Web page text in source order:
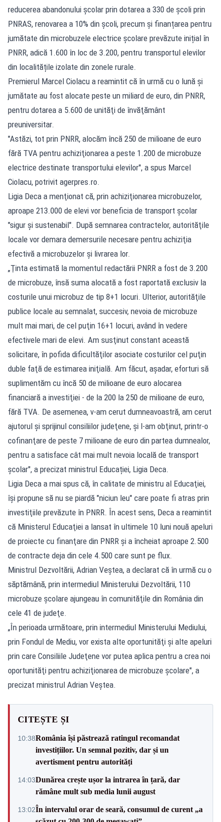
reducerea abandonului școlar prin dotarea a 330 de școli prin
PNRAS, renovarea a 10% din școli, precum și finanțarea pentru
jumătate din microbuzele electrice școlare prevăzute inițial în
PNRR, adică 1.600 în loc de 3.200, pentru transportul elevilor
din localitățile izolate din zonele rurale.
Premierul Marcel Ciolacu a reamintit că în urmă cu o lună şi
jumătate au fost alocate peste un miliard de euro, din PNRR,
pentru dotarea a 5.600 de unităţi de învăţământ
preuniversitar.
"Astăzi, tot prin PNRR, alocăm încă 250 de milioane de euro
fără TVA pentru achiziţionarea a peste 1.200 de microbuze
electrice destinate transportului elevilor", a spus Marcel
Ciolacu, potrivit agerpres.ro.
Ligia Deca a menţionat că, prin achiziţionarea microbuzelor,
aproape 213.000 de elevi vor beneficia de transport şcolar
"sigur şi sustenabil". După semnarea contractelor, autorităţile
locale vor demara demersurile necesare pentru achiziţia
efectivă a microbuzelor şi livrarea lor.
„Ţinta estimată la momentul redactării PNRR a fost de 3.200
de microbuze, însă suma alocată a fost raportată exclusiv la
costurile unui microbuz de tip 8+1 locuri. Ulterior, autorităţile
publice locale au semnalat, succesiv, nevoia de microbuze
mult mai mari, de cel puţin 16+1 locuri, având în vedere
efectivele mari de elevi. Am susţinut constant această
solicitare, în pofida dificultăţilor asociate costurilor cel puţin
duble faţă de estimarea iniţială. Am făcut, aşadar, eforturi să
suplimentăm cu încă 50 de milioane de euro alocarea
financiară a investiţiei - de la 200 la 250 de milioane de euro,
fără TVA. De asemenea, v-am cerut dumneavoastră, am cerut
ajutorul şi sprijinul consiliilor judeţene, şi l-am obţinut, printr-o
cofinanţare de peste 7 milioane de euro din partea dumnealor,
pentru a satisface cât mai mult nevoia locală de transport
şcolar", a precizat ministrul Educației, Ligia Deca.
Ligia Deca a mai spus că, în calitate de ministru al Educaţiei,
îşi propune să nu se piardă "niciun leu" care poate fi atras prin
investiţiile prevăzute în PNRR. În acest sens, Deca a reamintit
că Ministerul Educaţiei a lansat în ultimele 10 luni nouă apeluri
de proiecte cu finanţare din PNRR şi a încheiat aproape 2.500
de contracte deja din cele 4.500 care sunt pe flux.
Ministrul Dezvoltării, Adrian Veştea, a declarat că în urmă cu o
săptămână, prin intermediul Ministerului Dezvoltării, 110
microbuze şcolare ajungeau în comunităţile din România din
cele 41 de judeţe.
„În perioada următoare, prin intermediul Ministerului Mediului,
prin Fondul de Mediu, vor exista alte oportunităţi şi alte apeluri
prin care Consiliile Judeţene vor putea aplica pentru a crea noi
oportunităţi pentru achiziţionarea de microbuze şcolare", a
precizat ministrul Adrian Veştea.
CITEȘTE ȘI
10:38România își păstrează ratingul recomandat
investițiilor. Un semnal pozitiv, dar și un
avertisment pentru autorități
14:03Dunărea crește ușor la intrarea în țară, dar
rămâne mult sub media lunii august
13:02În intervalul orar de seară, consumul de curent „a